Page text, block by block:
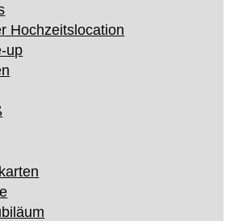
Hochzeitslocation
up